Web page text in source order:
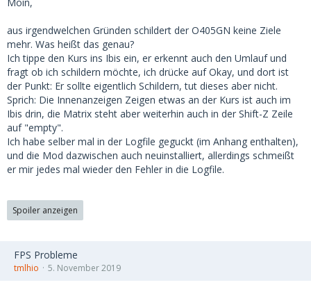
aus irgendwelchen Gründen schildert der O405GN keine Ziele
mehr. Was heißt das genau?
Ich tippe den Kurs ins Ibis ein, er erkennt auch den Umlauf und
fragt ob ich schildern möchte, ich drücke auf Okay, und dort ist
der Punkt: Er sollte eigentlich Schildern, tut dieses aber nicht.
Sprich: Die Innenanzeigen Zeigen etwas an der Kurs ist auch im
Ibis drin, die Matrix steht aber weiterhin auch in der Shift-Z Zeile
auf "empty".
Ich habe selber mal in der Logfile geguckt (im Anhang enthalten),
und die Mod dazwischen auch neuinstalliert, allerdings schmeißt
er mir jedes mal wieder den Fehler in die Logfile.
Spoiler anzeigen
FPS Probleme
tmlhio 5. November 2019